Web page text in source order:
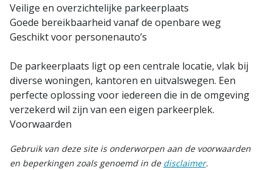
Veilige en overzichtelijke parkeerplaats
Goede bereikbaarheid vanaf de openbare weg
Geschikt voor personenauto’s
De parkeerplaats ligt op een centrale locatie, vlak bij
diverse woningen, kantoren en uitvalswegen. Een
perfecte oplossing voor iedereen die in de omgeving
verzekerd wil zijn van een eigen parkeerplek.
Voorwaarden
Gebruik van deze site is onderworpen aan de voorwaarden
en beperkingen zoals genoemd in de disclaimer.